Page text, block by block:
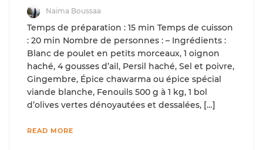
Naima Boussaa
Temps de préparation : 15 min Temps de cuisson
: 20 min Nombre de personnes : – Ingrédients :
Blanc de poulet en petits morceaux, 1 oignon
haché, 4 gousses d’ail, Persil haché, Sel et poivre,
Gingembre, Épice chawarma ou épice spécial
viande blanche, Fenouils 500 g à 1 kg, 1 bol
d’olives vertes dénoyautées et dessalées, […]
READ MORE